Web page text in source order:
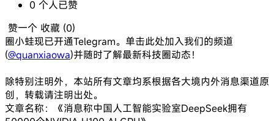
0 个人已赞
赞一个 收藏 (0)
圈小蛙现已开通Telegram。单击此处加入我们的频道
(@quanxiaowa)并随时了解最新科技圈动态！
除特别注明外，本站所有文章均系根据各大境内外消息渠道原
创，转载请注明出处。
文章名称：《消息称中国人工智能实验室DeepSeek拥有